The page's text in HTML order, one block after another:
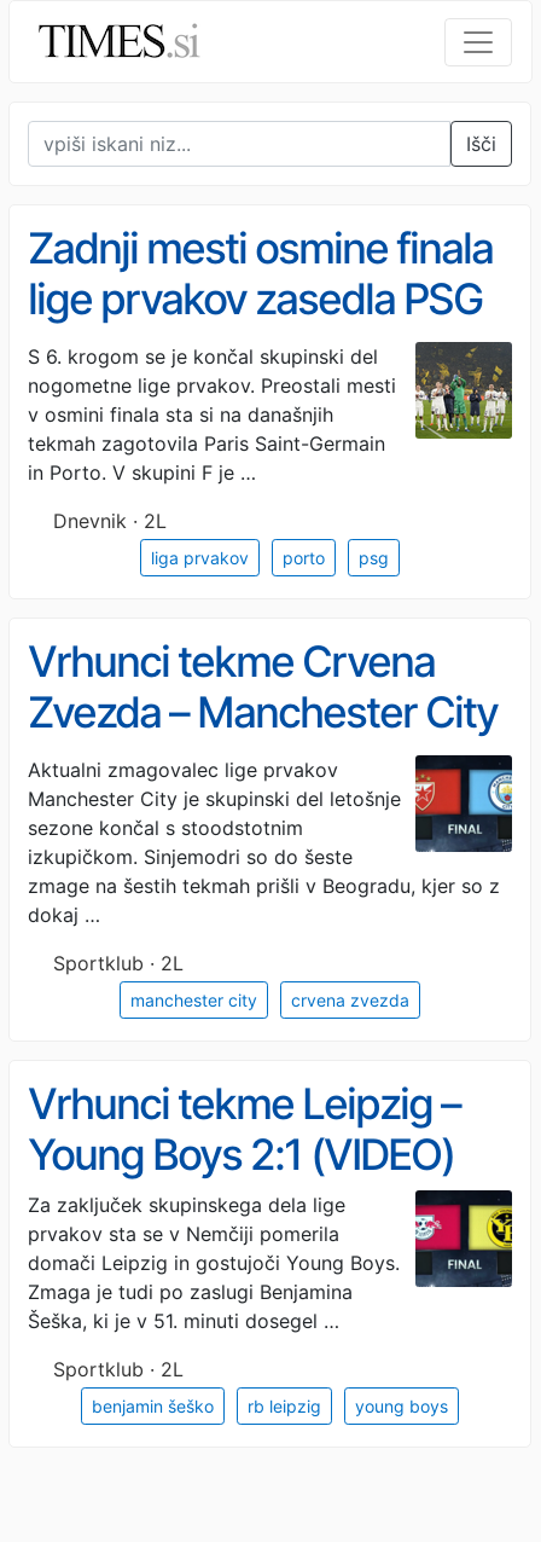
Išči
Zadnji mesti osmine finala
lige prvakov zasedla PSG
in Porto
S 6. krogom se je končal skupinski del
nogometne lige prvakov. Preostali mesti
v osmini finala sta si na današnjih
tekmah zagotovila Paris Saint-Germain
in Porto. V skupini F je …
Dnevnik · 2L
liga prvakov porto psg
Vrhunci tekme Crvena
Zvezda – Manchester City
2:3 (VIDEO)
Aktualni zmagovalec lige prvakov
Manchester City je skupinski del letošnje
sezone končal s stoodstotnim
izkupičkom. Sinjemodri so do šeste
zmage na šestih tekmah prišli v Beogradu, kjer so z
dokaj …
Sportklub · 2L
manchester city crvena zvezda
Vrhunci tekme Leipzig –
Young Boys 2:1 (VIDEO)
Za zaključek skupinskega dela lige
prvakov sta se v Nemčiji pomerila
domači Leipzig in gostujoči Young Boys.
Zmaga je tudi po zaslugi Benjamina
Šeška, ki je v 51. minuti dosegel …
Sportklub · 2L
benjamin šeško rb leipzig young boys